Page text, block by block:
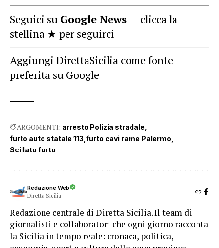
Seguici su Google News — clicca la
stellina ★ per seguirci
Aggiungi DirettaSicilia come fonte
preferita su Google
ARGOMENTI: arresto Polizia stradale
furto auto statale 113 furto cavi rame Palermo
Scillato furto
Redazione Web
Diretta Sicilia
Redazione centrale di Diretta Sicilia. Il team di
giornalisti e collaboratori che ogni giorno racconta
la Sicilia in tempo reale: cronaca, politica,